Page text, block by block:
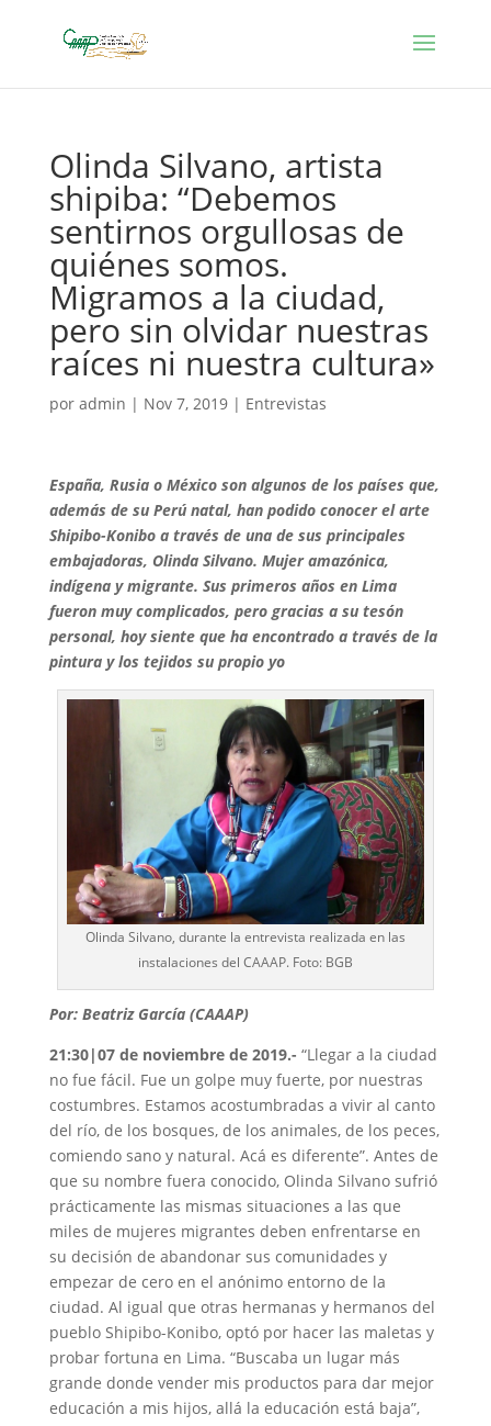
Olinda Silvano, artista
shipiba: “Debemos
sentirnos orgullosas de
quiénes somos.
Migramos a la ciudad,
pero sin olvidar nuestras
raíces ni nuestra cultura»
por admin | Nov 7, 2019| Entrevistas
España, Rusia o México son algunos de los países que,
además de su Perú natal, han podido conocer el arte
Shipibo-Konibo a través de una de sus principales
embajadoras, Olinda Silvano. Mujer amazónica,
indígena y migrante. Sus primeros años en Lima
fueron muy complicados, pero gracias a su tesón
personal, hoy siente que ha encontrado a través de la
pintura y los tejidos su propio yo
Olinda Silvano, durante la entrevista realizada en las
instalaciones del CAAAP. Foto: BGB
Por: Beatriz García (CAAAP)
21:30|07 de noviembre de 2019.- “Llegar a la ciudad
no fue fácil. Fue un golpe muy fuerte, por nuestras
costumbres. Estamos acostumbradas a vivir al canto
del río, de los bosques, de los animales, de los peces,
comiendo sano y natural. Acá es diferente”. Antes de
que su nombre fuera conocido, Olinda Silvano sufrió
prácticamente las mismas situaciones a las que
miles de mujeres migrantes deben enfrentarse en
su decisión de abandonar sus comunidades y
empezar de cero en el anónimo entorno de la
ciudad. Al igual que otras hermanas y hermanos del
pueblo Shipibo-Konibo, optó por hacer las maletas y
probar fortuna en Lima. “Buscaba un lugar más
grande donde vender mis productos para dar mejor
educación a mis hijos, allá la educación está baja”,